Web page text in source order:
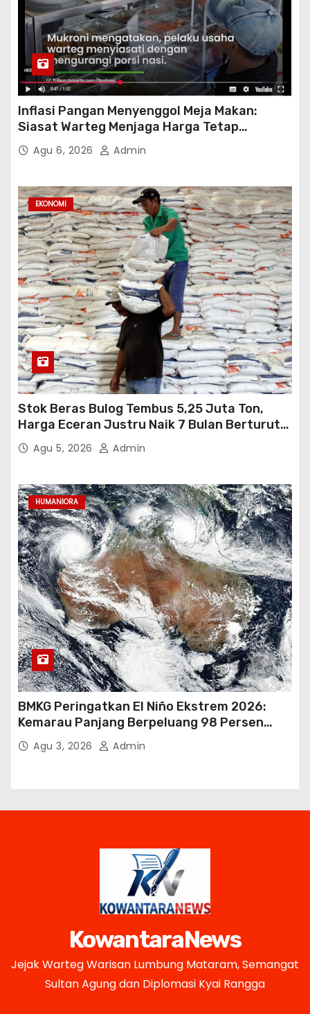
Inflasi Pangan Menyenggol Meja Makan:
Siasat Warteg Menjaga Harga Tetap
Terjangkau
Agu 6, 2026 Admin
EKONOMI
Stok Beras Bulog Tembus 5,25 Juta Ton,
Harga Eceran Justru Naik 7 Bulan Berturut-
TurutAgu 5, 2026 Admin
HUMANIORA
BMKG Peringatkan El Niño Ekstrem 2026:
Kemarau Panjang Berpeluang 98 Persen
hingga Awal 2027
Agu 3, 2026 Admin
KowantaraNews
Jejak Warteg Warisan Lumbung Mataram, Semangat
Sultan Agung dan Diplomasi Kyai Rangga